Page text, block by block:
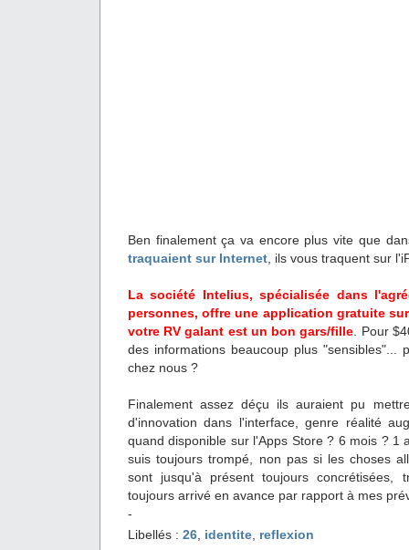
Ben finalement ça va encore plus vite que
traquaient sur Internet, ils vous traquent sur
La société Intelius, spécialisée dans
personnes, offre une application gratuite
votre RV galant est un bon gars/fille. Pour
des informations beaucoup plus "sensibles"...
chez nous ?
Finalement assez déçu ils auraient pu
d'innovation dans l'interface, genre réalité
quand disponible sur l'Apps Store ? 6 mois ? 1
suis toujours trompé, non pas si les choses
sont jusqu'à présent toujours concrétisées,
toujours arrivé en avance par rapport à mes
-
Libellés : 26 identite reflexion